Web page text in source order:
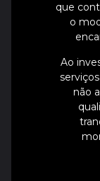
que
o
Ao
não